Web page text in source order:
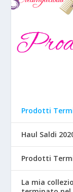
Prodotti
Haul Saldi
Prodotti
La mia